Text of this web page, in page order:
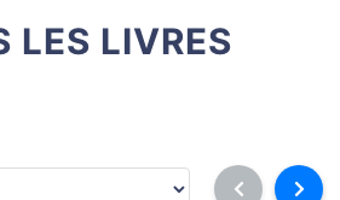
LES LIVRES